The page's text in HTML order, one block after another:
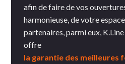
afin de faire de vos
harmonieuse, de votre
partenaires, parmi eux,
offre
la garantie des meilleures